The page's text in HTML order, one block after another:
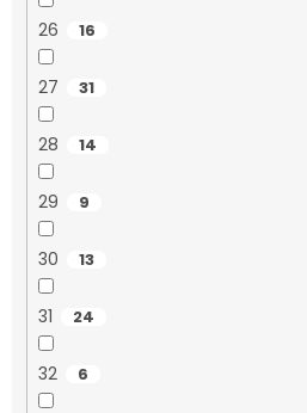
26 16
27 31
28 14
29 9
30 13
31 24
32 6